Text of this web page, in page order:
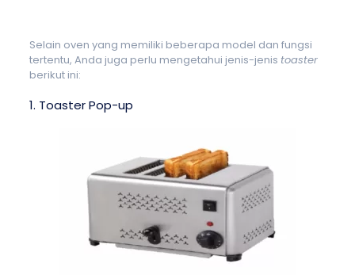
Selain oven yang memiliki beberapa model dan fungsi
tertentu, Anda juga perlu mengetahui jenis-jenis toaster
berikut ini:
1. Toaster Pop-up